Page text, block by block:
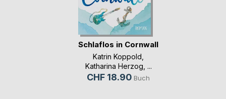
Schlaflos in Cornwall
Katrin Koppold
Katharina Herzog , ...
CHF 18.90 Buch